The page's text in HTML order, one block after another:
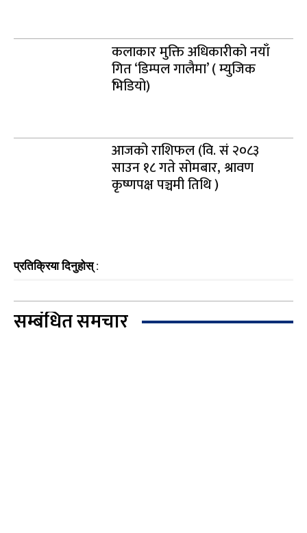
कलाकार मुक्ति अधिकारीको नयाँ
गित ‘डिम्पल गालैमा’ ( म्युजिक
भिडियो)
आजको राशिफल (वि. सं २०८३
साउन १८ गते सोमबार, श्रावण
कृष्णपक्ष पञ्चमी तिथि )
प्रतिक्रिया दिनुहोस् :
सम्बंधित समचार